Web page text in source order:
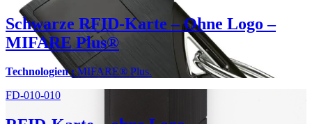
Schwarze RFID-Karte – Ohne Logo –
MIFARE Plus®
Technologien :MIFARE® Plus.
FD-010-010